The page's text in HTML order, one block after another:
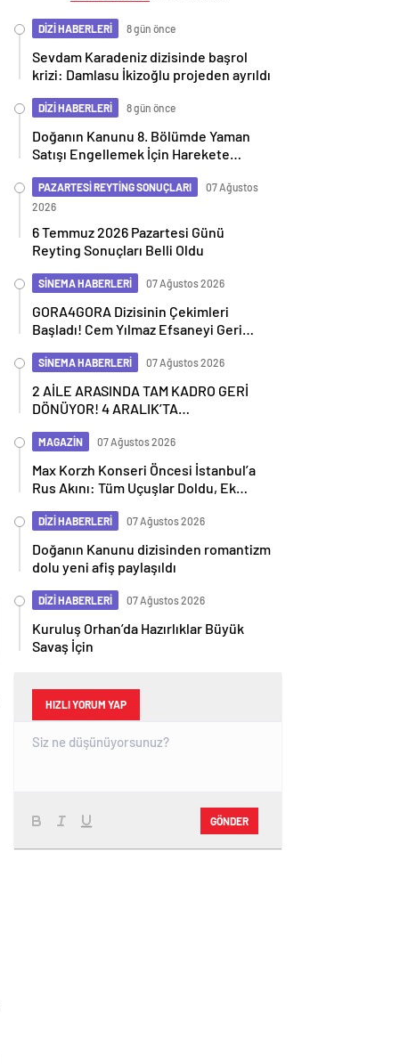
DİZİ HABERLERİ 8 gün önce
Sevdam Karadeniz dizisinde başrol
krizi: Damlasu İkizoğlu projeden ayrıldı
DİZİ HABERLERİ 8 gün önce
Doğanın Kanunu 8. Bölümde Yaman
Satışı Engellemek İçin Harekete
PAZARTESİ REYTİNG SONUÇLARI
07 Ağustos
2026
6 Temmuz 2026 Pazartesi Günü
Reyting Sonuçları Belli Oldu
SİNEMA HABERLERİ 07 Ağustos 2026
GORA4GORA Dizisinin Çekimleri
Başladı! Cem Yılmaz Efsaneyi Geri
SİNEMA HABERLERİ 07 Ağustos 2026
2 AİLE ARASINDA TAM KADRO GERİ
DÖNÜYOR! 4 ARALIK’TA
MAGAZİN 07 Ağustos 2026
Max Korzh Konseri Öncesi İstanbul’a
Rus Akını: Tüm Uçuşlar Doldu, Ek
DİZİ HABERLERİ 07 Ağustos 2026
Doğanın Kanunu dizisinden romantizm
dolu yeni afiş paylaşıldı
DİZİ HABERLERİ 07 Ağustos 2026
Kuruluş Orhan’da Hazırlıklar Büyük
Savaş İçin
HIZLI YORUM YAP
GÖNDER